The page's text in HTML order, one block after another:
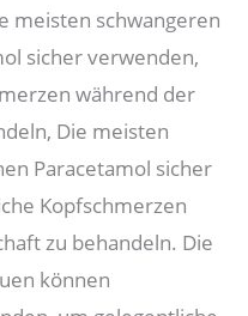
meisten schwangeren
sicher verwenden,
während der
Die meisten
Paracetamol sicher
Kopfschmerzen
zu behandeln. Die
können